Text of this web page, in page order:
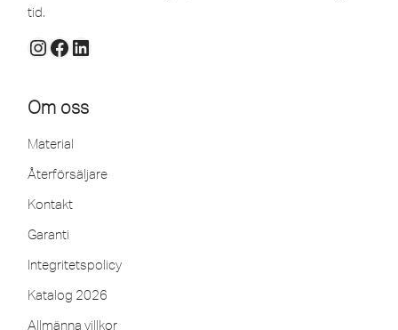
tid.
Om oss
Material
Återförsäljare
Kontakt
Garanti
Integritetspolicy
Katalog 2026
Allmänna villkor